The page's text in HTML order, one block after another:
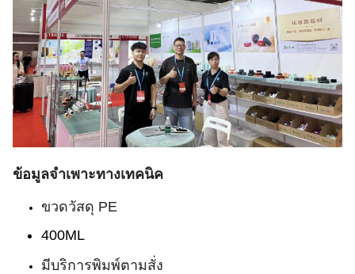
ข้อมูลจำเพาะทางเทคนิค
ขวดวัสดุ PE
400ML
มีบริการพิมพ์ตามสั่ง